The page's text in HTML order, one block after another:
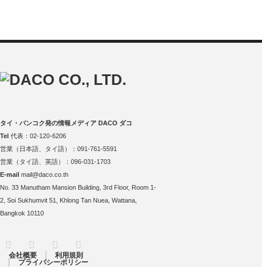
タイ・バンコク発の情報メディア DACO ダコ
Tel 代表：02-120-6206
営業（日本語、タイ語）：091-761-5591
営業（タイ語、英語）：096-031-1703
E-mail mail@daco.co.th
No. 33 Manutham Mansion Building, 3rd Floor, Room 1-
2, Soi Sukhumvit 51, Khlong Tan Nuea, Wattana,
Bangkok 10110
Twitter FacebookInstagram
会社概要
利用規則
プライバシーポリシー